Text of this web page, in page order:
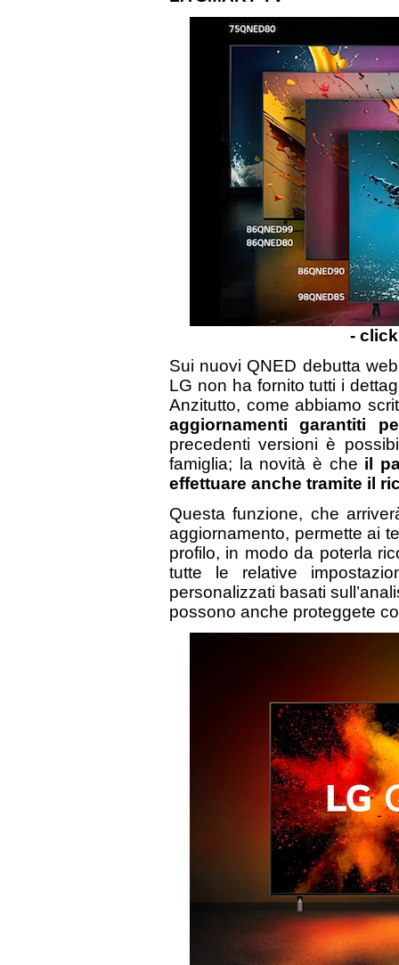
-
Sui nuovi QNED debutta
LG non ha fornito tutti i
Anzitutto, come abbiamo
aggiornamenti garantiti
precedenti versioni è
famiglia; la novità è che il
effettuare anche tramite il
Questa funzione, che
aggiornamento, permette ai
profilo, in modo da poterla
tutte le relative
personalizzati basati
possono anche proteggete